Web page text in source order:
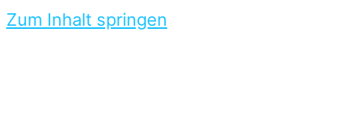
Zum Inhalt springen